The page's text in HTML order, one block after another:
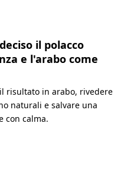
il polacco
e l'arabo come
risultato in arabo, rivedere
naturali e salvare una
con calma.